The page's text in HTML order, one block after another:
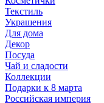
Текстиль
Украшения
Для дома
Декор
Посуда
Чай и сладости
Коллекции
Подарки к 8 марта
Российская империя